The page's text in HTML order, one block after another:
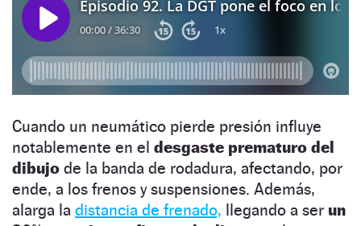
Cuando un neumático pierde presión influye
notablemente en el desgaste prematuro del
dibujo de la banda de rodadura, afectando, por
ende, a los frenos y suspensiones. Además,
alarga la distancia de frenado, llegando a ser un